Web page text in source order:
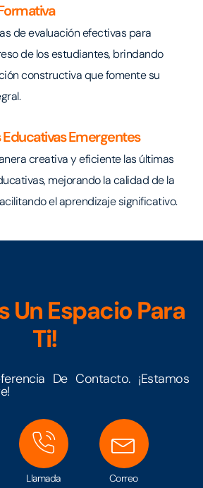
de evaluación efectivas para
de los estudiantes, brindando
constructiva que fomente su
Educativas Emergentes
creativa y eficiente las últimas
mejorando la calidad de la
el aprendizaje significativo.
Correo
Llamada
Un Espacio Para
Ti!
De Contacto. ¡Estamos